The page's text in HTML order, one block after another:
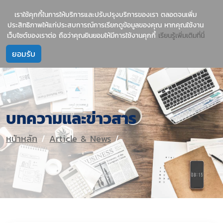
1237 บริการนำเข้าสินค้าจีน-ไทย อย่างมืออาชีพ
บทความและข่าวสาร
หน้าหลัก Article & News
เราใช้คุกกี้ในการให้บริการและปรับปรุงบริการของเรา ตลอดจนเพิ่ม
ประสิทธิภาพให้แก่ประสบการณ์การเรียกดูข้อมูลของคุณ หากคุณใช้งาน
เว็บไซต์ของเราต่อ ถือว่าคุณยินยอมให้มีการใช้งานคุกกี้ เรียนรู้เพิ่มเติมที่นี่